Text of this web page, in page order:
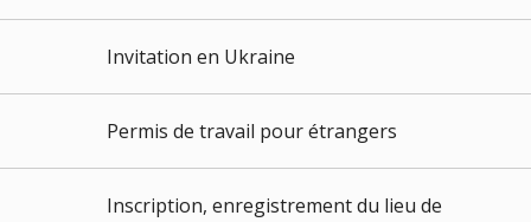
Invitation en Ukraine
Permis de travail pour étrangers
Inscription, enregistrement du lieu de